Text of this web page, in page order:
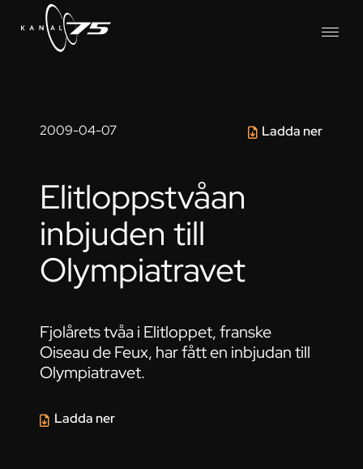
2009-04-07 Ladda ner
Elitloppstvåan
inbjuden till
Olympiatravet
Fjolårets tvåa i Elitloppet, franske
Oiseau de Feux, har fått en inbjudan till
Olympiatravet.
Ladda ner